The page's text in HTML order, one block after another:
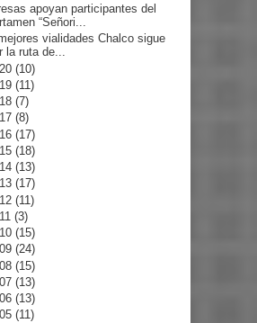
apoyan participantes del
“Señori...
vialidades Chalco sigue
la ruta de...
(10)
(11)
(7)
(8)
(17)
(18)
(13)
(17)
(11)
(3)
(15)
(24)
(15)
(13)
(13)
(11)